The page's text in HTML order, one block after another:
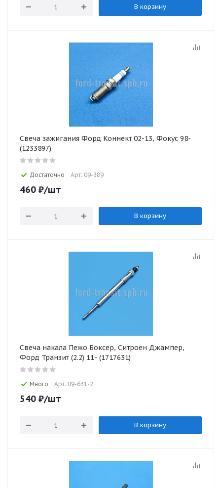
В корзину
Свеча зажигания Форд Коннект 02-13, Фокус 98-
(1233897)
Достаточно Арт: 09-389
460 ₽/шт
В корзину
Свеча накала Пежо Боксер, Ситроен Джампер,
Форд Транзит (2.2) 11- (1717631)
Много Арт: 09-631-2
540 ₽/шт
В корзину